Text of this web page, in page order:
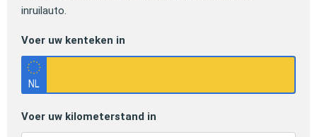
inruilauto.
Voer uw kenteken in
Voer uw kilometerstand in